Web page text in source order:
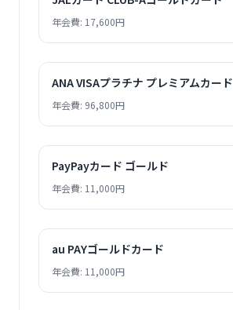
年会費: 17,600円
ANA VISAプラチナ プレミアムカード
年会費: 96,800円
PayPayカード ゴールド
年会費: 11,000円
au PAYゴールドカード
年会費: 11,000円